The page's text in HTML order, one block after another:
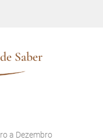
Saber
a Dezembro